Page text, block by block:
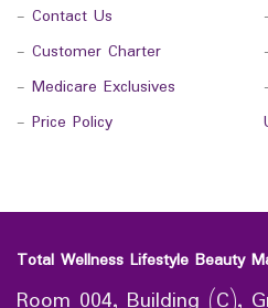
- Contact Us
- Customer Charter
- Medicare Exclusives
- Price Policy
Total Wellness Lifestyle Beauty